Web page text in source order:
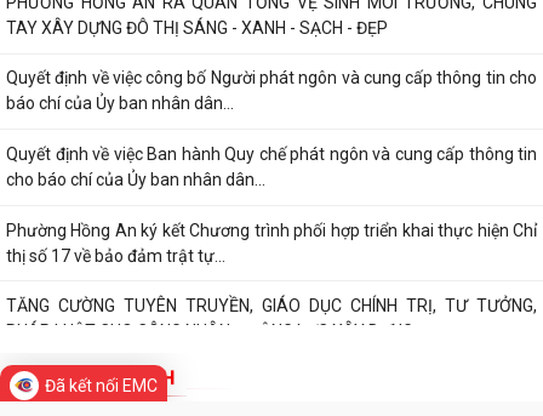
TIN MỚI
THỰC HIỆN MÔ HÌNH “TỔ DÂN PHỐ KHÔNG MA...
Thông báo kết quả Kỳ họp thứ 3 (Kỳ họp thường lệ giữa năm 2026)
HĐND thành phố khóa XVII, nhiệm kỳ...
PHƯỜNG HỒNG AN RA QUÂN TỔNG VỆ SINH MÔI TRƯỜNG, CHUNG
TAY XÂY DỰNG ĐÔ THỊ SÁNG - XANH - SẠCH - ĐẸP
Quyết định về việc công bố Người phát ngôn và cung cấp thông tin cho
báo chí của Ủy ban nhân dân...
Quyết định về việc Ban hành Quy chế phát ngôn và cung cấp thông tin
cho báo chí của Ủy ban nhân dân...
Phường Hồng An ký kết Chương trình phối hợp triển khai thực hiện Chỉ
thị số 17 về bảo đảm trật tự...
Đã kết nối EMC